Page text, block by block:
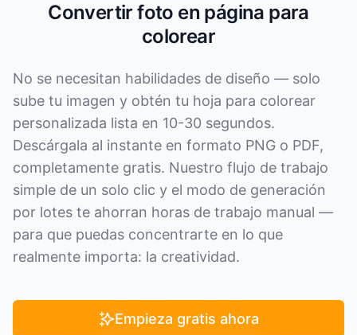
Convertir foto en página para
colorear
No se necesitan habilidades de diseño — solo
sube tu imagen y obtén tu hoja para colorear
personalizada lista en 10-30 segundos.
Descárgala al instante en formato PNG o PDF,
completamente gratis. Nuestro flujo de trabajo
simple de un solo clic y el modo de generación
por lotes te ahorran horas de trabajo manual —
para que puedas concentrarte en lo que
realmente importa: la creatividad.
Empieza gratis ahora